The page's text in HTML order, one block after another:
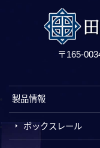
〒165-
製品情報
ボックスレール